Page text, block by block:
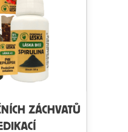
ZÁCHVATŮ